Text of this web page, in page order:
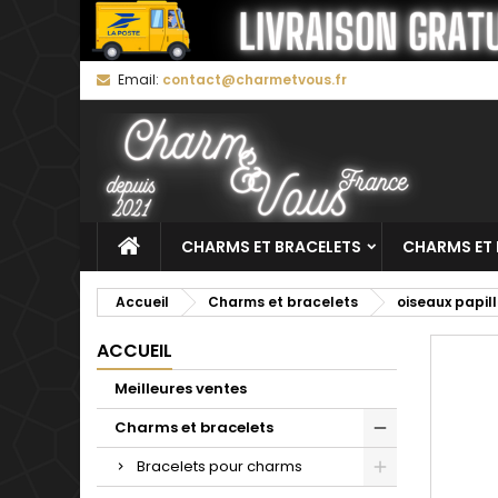
Email: contact@charmetvous.fr
CHARMS ET BRACELETS CHARMS ET
Accueil Charms et bracelets oiseaux
ACCUEIL
Meilleures ventes
Charms et bracelets
Bracelets pour charms